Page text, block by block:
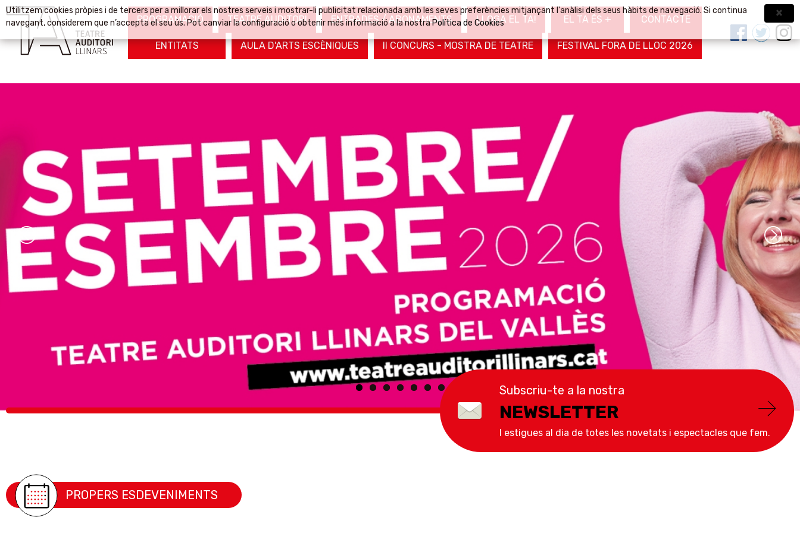
Utilitzem cookies pròpies i de tercers per a millorar els nostres serveis i mostrar-li publicitat relacionada amb les seves preferències mitjançant l'anàlisi dels seus hàbits de navegació. Si continua
navegant, considerem que n’accepta el seu ús. Pot canviar la configuració o obtenir més informació a la nostraPolítica de Cookies
PROGRAMACIÓ TEATRE AUDITORI ENTRADES / ABONAMENTS LLOGA EL TA! EL TA ÉS + CONTACTE
ENTITATS AULA D'ARTS ESCÈNIQUES II CONCURS - MOSTRA DE TEATRE FESTIVAL FORA DE LLOC 2026
Subscriu-te a la nostra
NEWSLETTER
I estigues al dia de totes les novetats i espectacles que fem.
PROPERS ESDEVENIMENTS